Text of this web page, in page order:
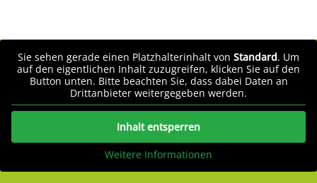
Sie sehen gerade einen Platzhalterinhalt von Standard. Um
auf den eigentlichen Inhalt zuzugreifen, klicken Sie auf den
Button unten. Bitte beachten Sie, dass dabei Daten an
Drittanbieter weitergegeben werden.
Inhalt entsperren
Weitere Informationen